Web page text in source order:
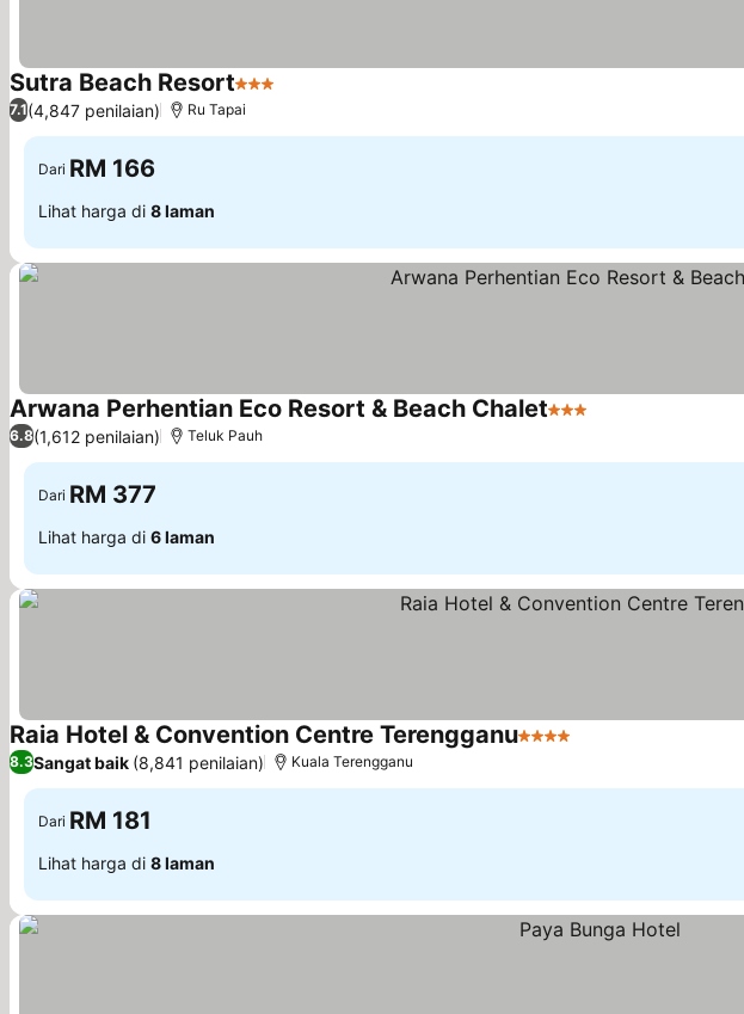
Sutra Beach Resort3 Bintang
7.1(4,847 penilaian) Ru Tapai
Dari RM 166
Lihat harga di 8 laman
Arwana Perhentian Eco Resort & Beach Chalet3 Bintang
6.8(1,612 penilaian) Teluk Pauh
Dari RM 377
Lihat harga di 6 laman
Raia Hotel & Convention Centre Terengganu4 Bintang
8.3Sangat baik (8,841 penilaian) Kuala Terengganu
Dari RM 181
Lihat harga di 8 laman